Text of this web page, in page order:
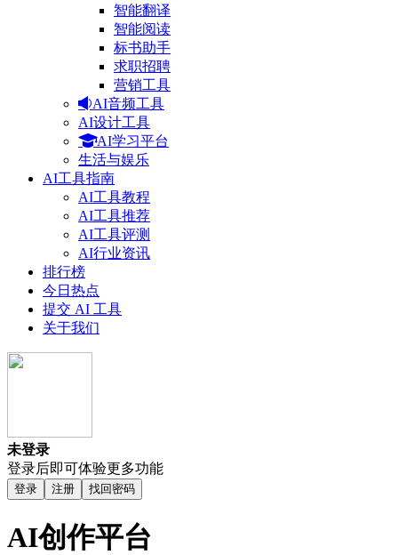
智能翻译
智能阅读
标书助手
求职招聘
营销工具
AI音频工具
AI设计工具
AI学习平台
生活与娱乐
AI工具指南
AI工具教程
AI工具推荐
AI工具评测
AI行业资讯
排行榜
今日热点
提交 AI 工具
关于我们
未登录
登录后即可体验更多功能
登录 注册 找回密码
AI创作平台